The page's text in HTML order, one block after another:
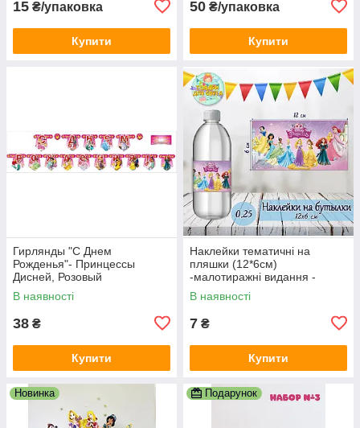
15 ₴/упаковка
Купити
50 ₴/упаковка
Купити
Гирлянды "С Днем
Рожденья"- Принцессы
Дисней, Розовый
В наявності
38 ₴
Купити
Наклейки тематичні на
пляшки (12*6см)
-малотиражні видання -
Принцеси Дісней
В наявності
7 ₴
Купити
Новинка Подарунок